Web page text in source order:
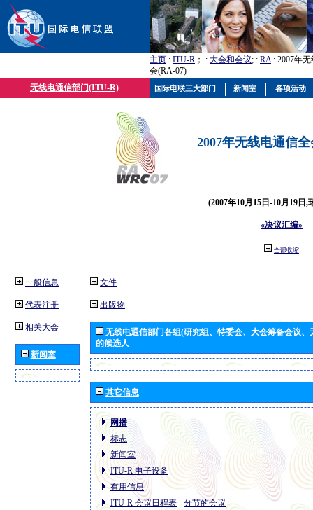
主页 : ITU-R ； : 大会和会议; : RA: 2007年
会(RA-07)
无线电通信部门(ITU-R)
2007年无线电通信
(2007年10月15日-10月19日,
«决议汇编»
全部收缩
一般信息
代表注册
相关大会
新闻室
文件
出版物
无线电通信部门各组(研究组、特委会、大会筹备会议
的候选人
其它信息
网播
标志
新闻室
ITU-R 电子设备
有用信息
ITU-R 会议日程表 - 分节的会议
国际电联三大部门 新闻室 各项活动